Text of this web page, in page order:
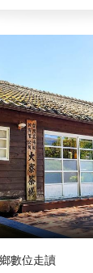
次的帶動了
有優異的製
茶比賽的常勝
匾額了，更
的「十大經典
獲第一名的
的特有種「青
品種，也是
也堅持以有機
農藥、不用除
蓬勃的蝴蝶與
，但他經常在
數位走讀